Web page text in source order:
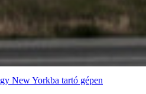
New Yorkba tartó gépen